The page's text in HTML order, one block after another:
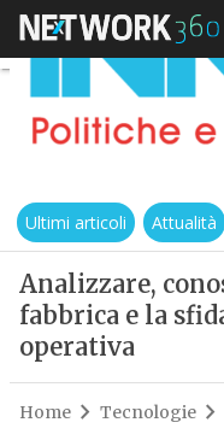
Ultimi articoli Attualità
Analizzare,
fabbrica e la
operativa
Home Tecnologie